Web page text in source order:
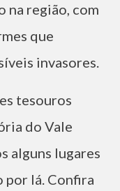
na região, com
que
invasores.
tesouros
do Vale
alguns lugares
por lá. Confira